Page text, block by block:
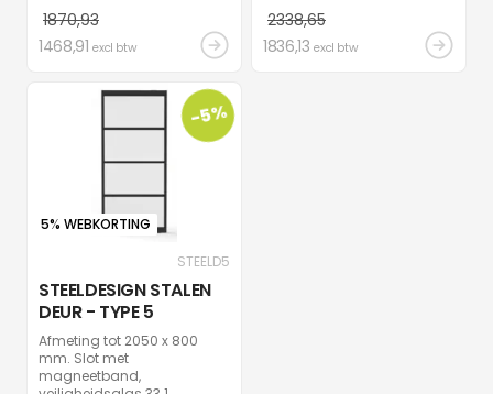
1870,93
1468,91 excl btw
2338,65
1836,13 excl btw
-5%
5% WEBKORTING
STEELD5
STEELDESIGN STALEN
DEUR - TYPE 5
Afmeting tot 2050 x 800
mm. Slot met
magneetband,